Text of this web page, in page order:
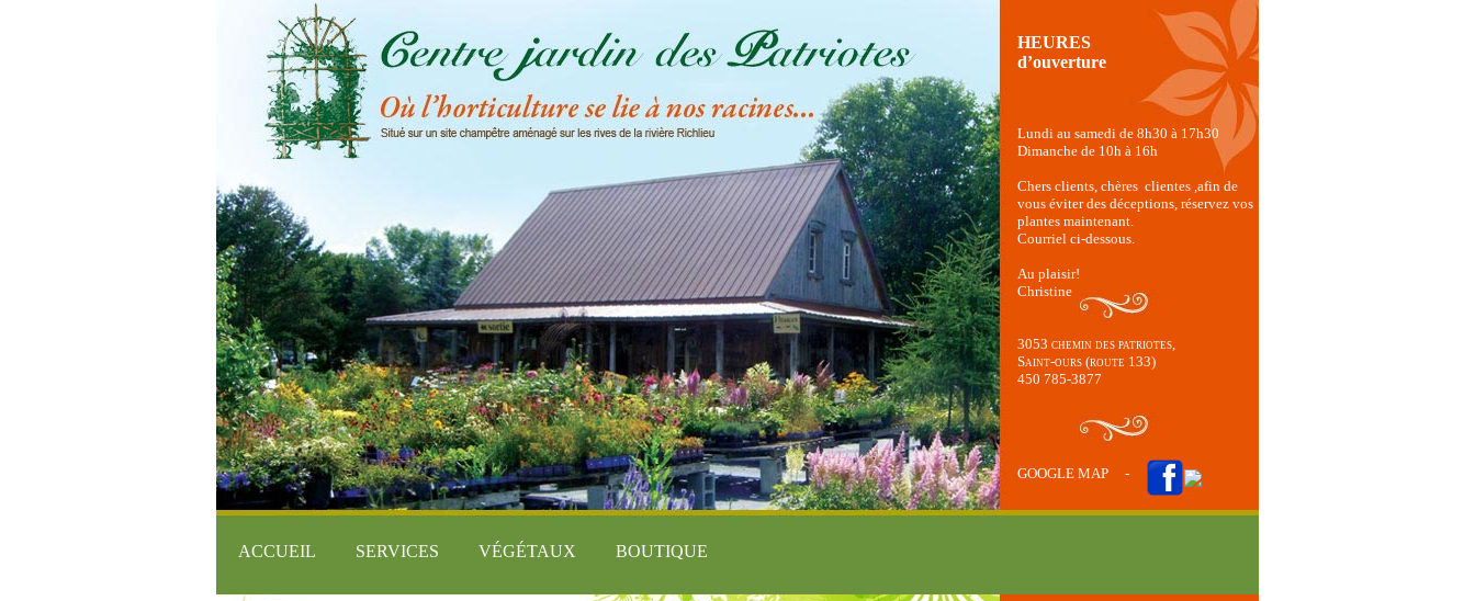
HEURES
d’ouverture
Lundi au samedi de 8h30 à 17h30
Dimanche de 10h à 16h
Chers clients, chères clientes ,afin de
vous éviter des déceptions, réservez vos
plantes maintenant.
Courriel ci-dessous.
Au plaisir!
Christine
3053 chemin des patriotes,
Saint-ours (route 133)
450 785-3877
GOOGLE MAP -
ACCUEIL SERVICES VÉGÉTAUX BOUTIQUE